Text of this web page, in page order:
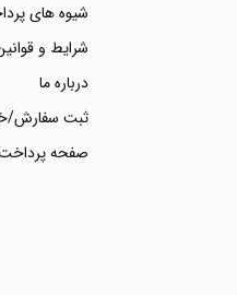
شیوه های
شرایط و
درباره ما
ثبت سفارش/
صفحه